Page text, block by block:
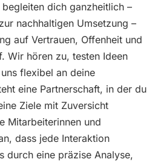
dich ganzheitlich –
nachhaltigen Umsetzung –
auf Vertrauen, Offenheit und
Wir hören zu, testen Ideen
flexibel an deine
eine Partnerschaft, in der du
Ziele mit Zuversicht
Mitarbeiterinnen und
dass jede Interaktion
durch eine präzise Analyse,